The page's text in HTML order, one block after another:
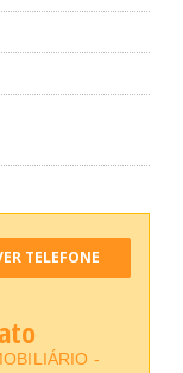
TELEFONE
-